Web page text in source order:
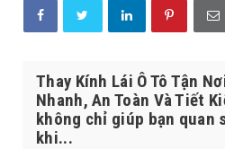
Thay Kính Lái Ô Tô Tận
Nhanh, An Toàn Và Tiết
không chỉ giúp bạn quan
khi...